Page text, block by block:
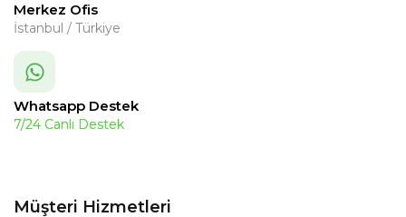
Merkez Ofis
İstanbul / Türkiye
Whatsapp Destek
7/24 Canlı Destek
Müşteri Hizmetleri